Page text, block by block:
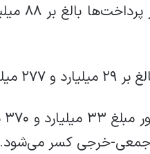
ریال
جمعی-خرجی کسر می‌شود.